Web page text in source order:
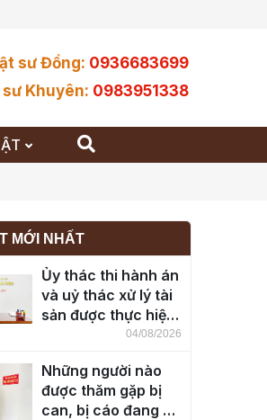
sư Đồng: 0936683699
sư Khuyên: 0983951338
MỚI NHẤT
Ủy thác thi hành án
và uỷ thác xử lý tài
sản được thực hiện
04/08/2026
Những người nào
được thăm gặp bị
can, bị cáo đang bị